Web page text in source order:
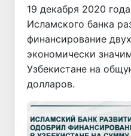
19 декабря 2020
Исламского банка
финансирование
экономически
Узбекистане на
долларов.